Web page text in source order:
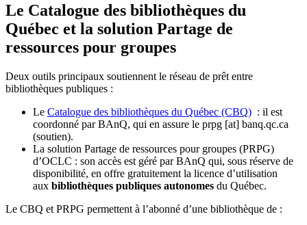
Le Catalogue des bibliothèques du
Québec et la solution Partage de
ressources pour groupes
Deux outils principaux soutiennent le réseau de prêt entre
bibliothèques publiques :
Le Catalogue des bibliothèques du Québec (CBQ) : il est
coordonné par BAnQ, qui en assure le prpg [at] banq.qc.ca
(soutien).
La solution Partage de ressources pour groupes (PRPG)
d’OCLC : son accès est géré par BAnQ qui, sous réserve de
disponibilité, en offre gratuitement la licence d’utilisation
aux bibliothèques publiques autonomes du Québec.
Le CBQ et PRPG permettent à l’abonné d’une bibliothèque de :